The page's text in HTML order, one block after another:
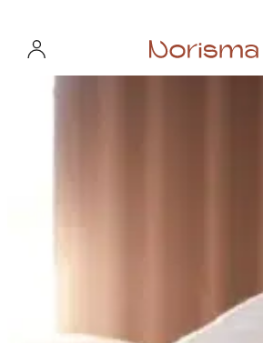
innhold